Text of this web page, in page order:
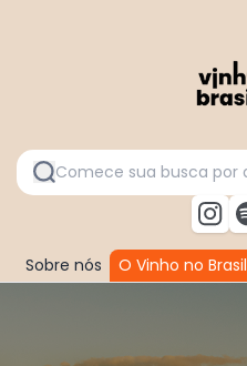
Sobre nós O Vinho no Brasil